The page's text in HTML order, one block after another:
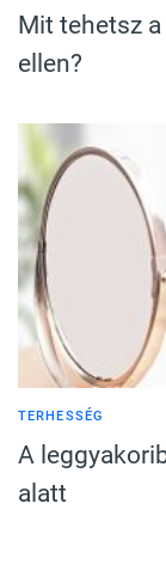
Mit tehetsz
ellen?
TERHESSÉG
A
alatt